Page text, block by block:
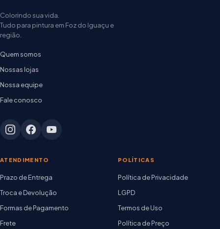
Colorindo sua vida.
Tudo para pintura em Foz do Iguaçu e
região.
Quem somos
Nossas lojas
Nossa equipe
Fale conosco
ATENDIMENTO
Prazo de Entrega
Troca e Devolução
Formas de Pagamento
Frete
POLÍTICAS
Política de Privacidade
LGPD
Termos de Uso
Política de Preço